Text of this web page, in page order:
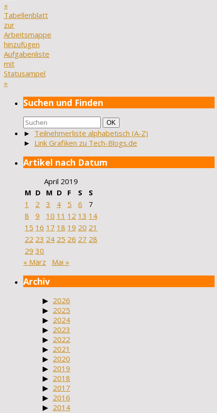
«
Tabellenblatt
zur
Arbeitsmappe
hinzufügen
Aufgabenliste
mit
Statusampel
»
Suchen und Finden
Suchen
nach:
Suchen
OK
► Teilnehmerliste alphabetisch (A-Z)
► Link Grafiken zu Tech-Blogs.de
Artikel nach Datum
April 2019
M D M D F S
S
1
2 3 4 5 6
7
8
9 10 11 12 13 14
15 16 17 18 19 20 21
22 23 24 25 26 27 28
29 30
« März
Mai »
Archiv
2026
2025
2024
2023
2022
2021
2020
2019
2018
2017
2016
2014